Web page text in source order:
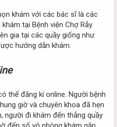
khám với các bác sĩ là các
tại Bệnh viện Chợ Rẫy.
gia tại các quầy giống như
hướng dẫn khám.
thể đăng kí online. Người bệnh
giờ và chuyên khoa đã hẹn
người đi khám đến thẳng quầy